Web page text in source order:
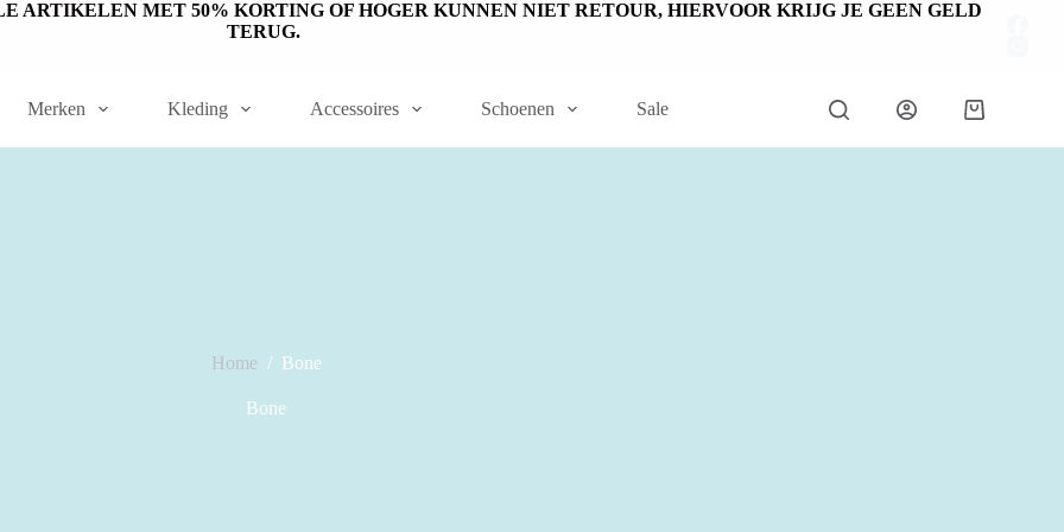
ARTIKELEN MET 50% KORTING OF HOGER KUNNEN NIET RETOUR, HIERVOOR KRIJG JE GEEN GELD
TERUG.
Merken Kleding Accessoires Schoenen Sale
Home / Bone
Bone